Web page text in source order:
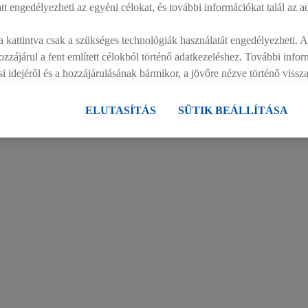
számos só-és cukoroptimalizált termék
honlapján található. Az Egészségesen az
engedélyezheti az egyéni célokat, és további információkat talál az
csak a szükséges technológiák használatát engedélyezheti.
a fent említett célokból történő adatkezeléshez. További
idejéről és a hozzájárulásának bármikor, a jövőre nézve történő
ELUTASÍTÁS
SÜTIK BEÁLLÍTÁSA